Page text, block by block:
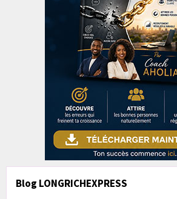
Blog LONGRICHEXPRESS